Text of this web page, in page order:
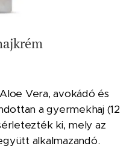
Vera, avokádó és
a gyermekhaj (12
ki, mely az
alkalmazandó.